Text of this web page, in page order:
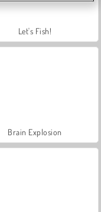
Let's Fish!
Brain Explosion